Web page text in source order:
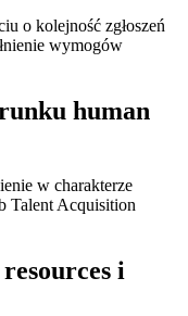
o kolejność zgłoszeń
wymogów
human
w charakterze
Talent Acquisition
i